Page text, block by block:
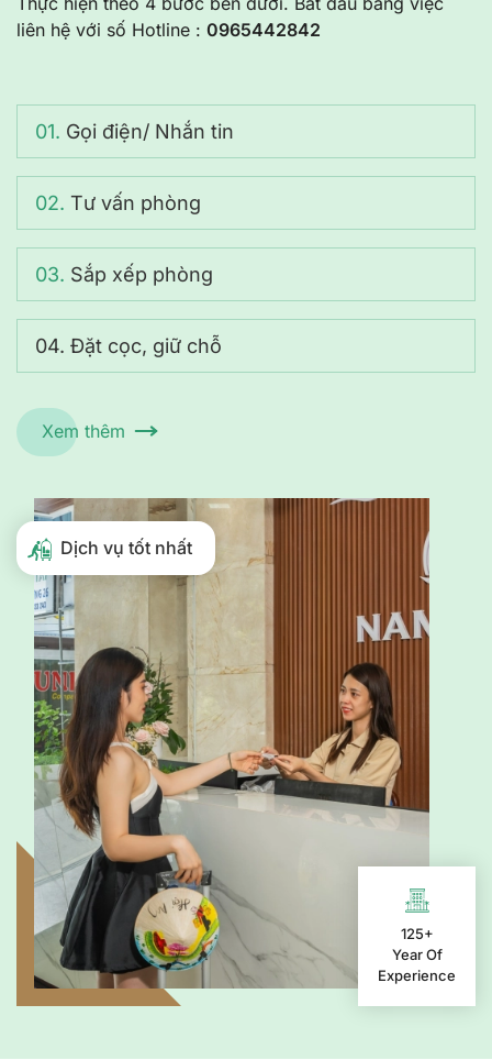
liên hệ với số Hotline : 0965442842
01. Gọi điện/ Nhắn tin
02. Tư vấn phòng
03. Sắp xếp phòng
04. Đặt cọc, giữ chỗ
Xem thêm
Dịch vụ tốt nhất
125+
Year Of
Experience